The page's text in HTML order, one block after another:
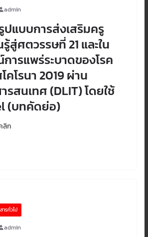
admin
แบบการส่งเสริมครู
สู่ศตวรรษที่ 21 และใน
ารแพร่ระบาดของโรค
คโรนา 2019 ผ่าน
รสนเทศ (DLIT) โดยใช้
(บทคัดย่อ)
ลิก
ารทั่วไป
admin